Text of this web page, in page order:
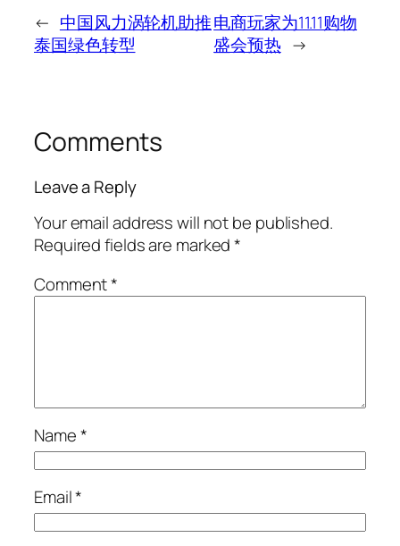
← 中国风力涡轮机助推
泰国绿色转型
电商玩家为11.11购物
盛会预热 →
Comments
Leave a Reply
Your email address will not be published.
Required fields are marked*
Comment*
Name*
Email*